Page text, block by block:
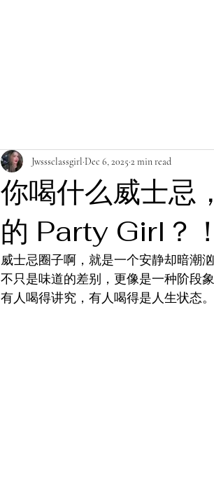
你喝什么威士忌
的 Party Girl？！
Jwsssclassgirl Dec 6, 2025 2 min read
威士忌圈子啊，就是一个安静却暗潮
不只是味道的差别，更像是一种阶段
有人喝得讲究，有人喝得是人生状态